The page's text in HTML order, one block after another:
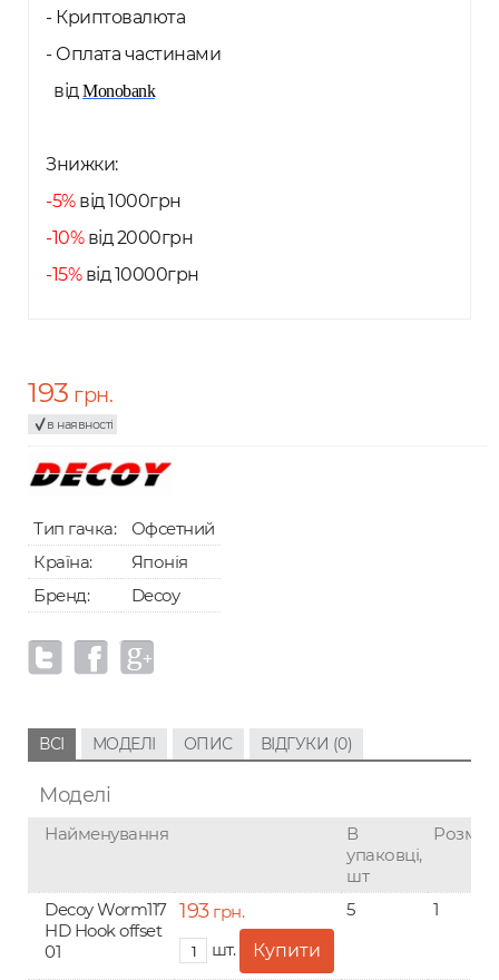
- Криптовалюта
- Оплата частинами
відMonobank
Знижки:
-5%від 1000грн
-10%від 2000грн
-15%від 10000грн
193 грн.
в наявності
Тип гачка:
Офсетний
Країна:
Японія
Бренд:
Decoy
ВСІ МОДЕЛІ ОПИС ВІДГУКИ (0)
Моделі
Найменування
В
упаковці,
шт
Розмір
Decoy Worm117
HD Hook offset
01
193грн.
шт.
5 1